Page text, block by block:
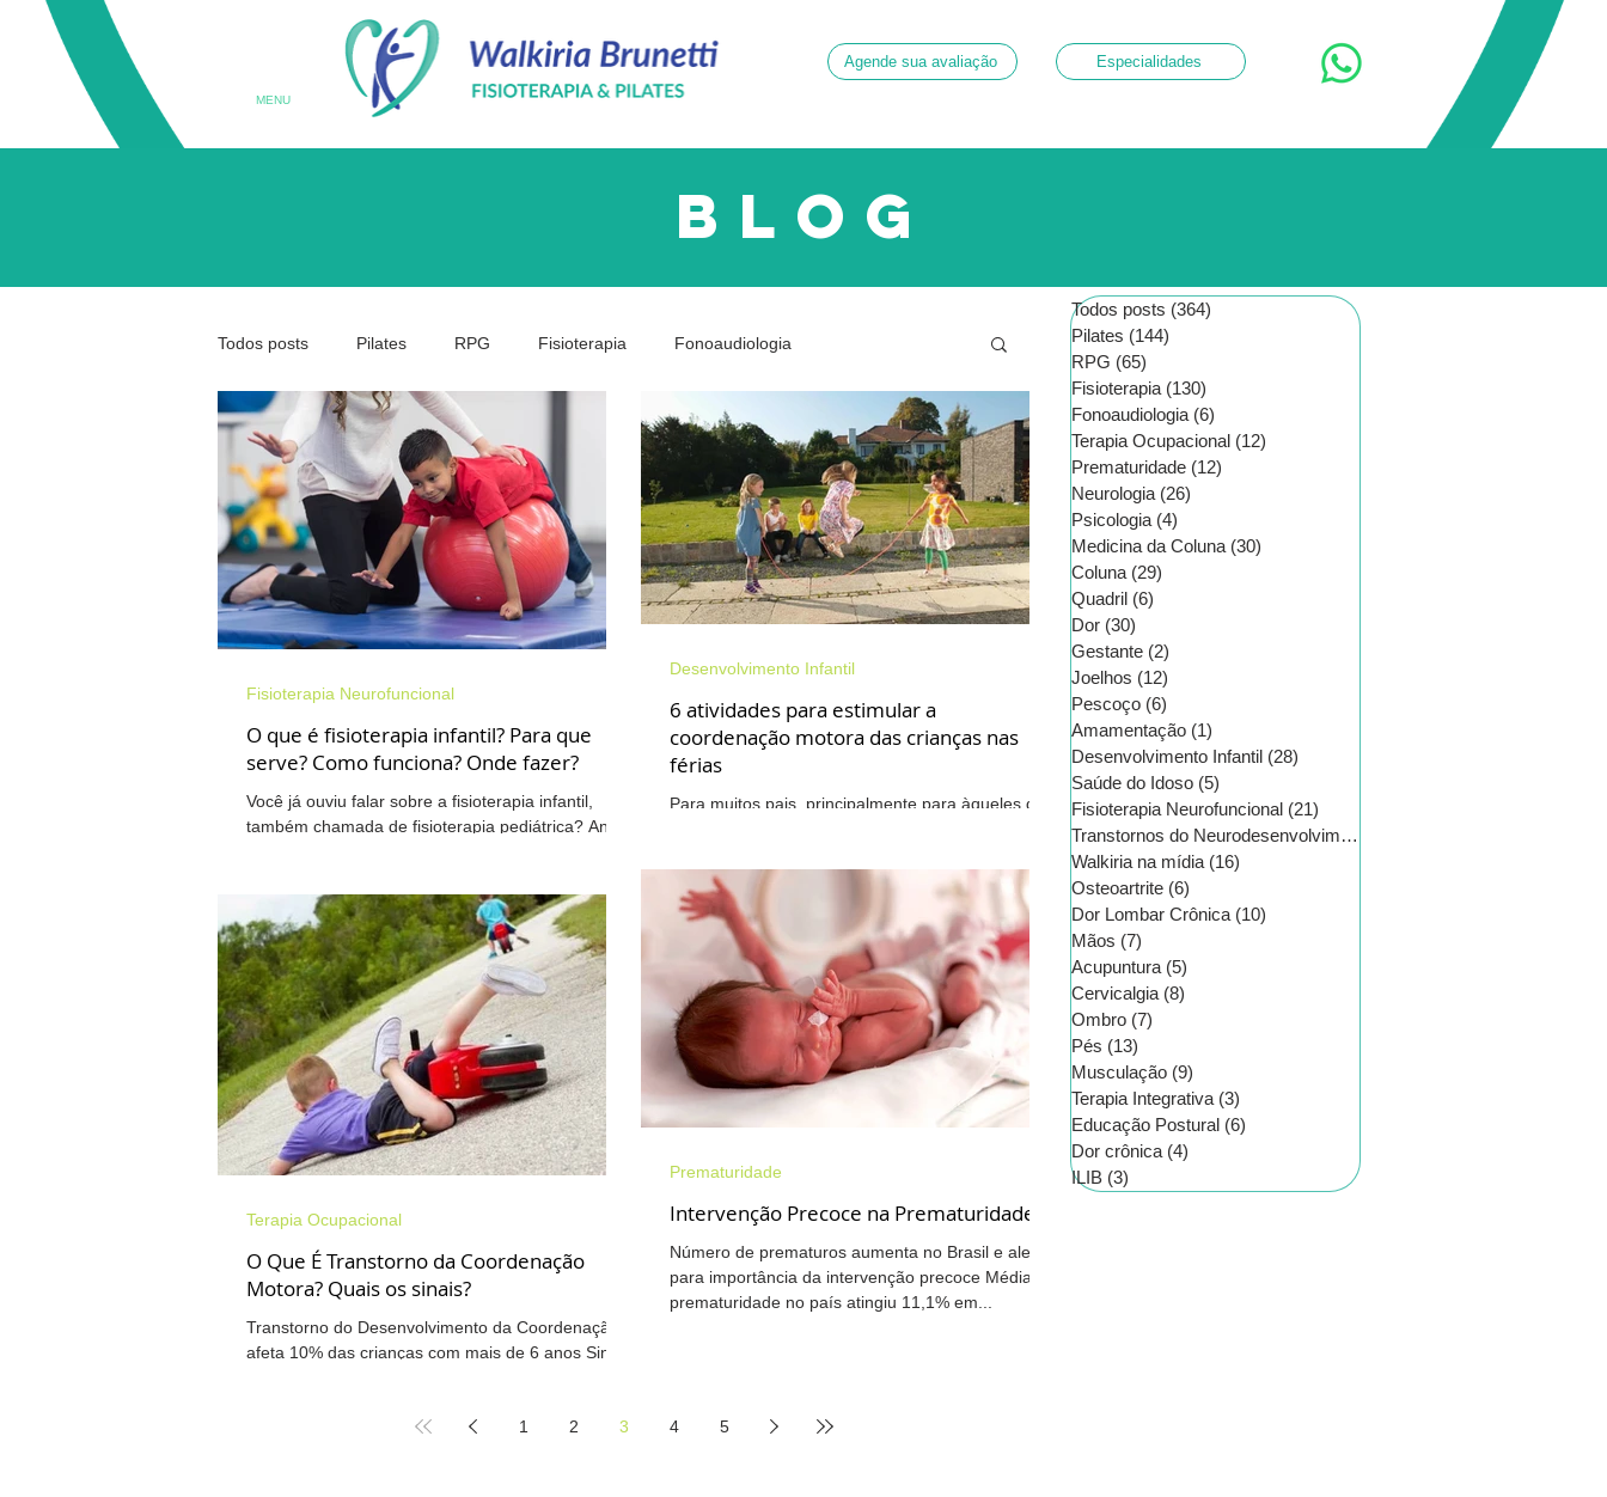
MENU
Agende sua avaliação Especialidades
blog
Todos posts Pilates RPG Fisioterapia Fonoaudiologia
Terapia Ocupacional Prematuridade Neurologia Psicologia
Medicina da Coluna Coluna Quadril Dor Gestante Joelhos
Pescoço Amamentação Desenvolvimento Infantil Saúde do Idoso
Fisioterapia Neurofuncional Transtornos do Neurodesenvolvimento
Walkiria na mídia Osteoartrite Dor Lombar Crônica
Cervicalgia Ombro Pés Terapia Integrativa
O que é fisioterapia infantil? Para que
serve? Como funciona? Onde fazer?
Você já ouviu falar sobre a fisioterapia infantil,
também chamada de fisioterapia pediátrica? Antes
Fisioterapia Neurofuncional
6 atividades para estimular a
coordenação motora das crianças nas
férias
Para muitos pais, principalmente para àqueles que
Desenvolvimento Infantil
O Que É Transtorno da Coordenação
Motora? Quais os sinais?
Transtorno do Desenvolvimento da Coordenação
afeta 10% das crianças com mais de 6 anos Sinais
Terapia Ocupacional Intervenção Precoce na Prematuridade
Número de prematuros aumenta no Brasil e alerta
para importância da intervenção precoce Média de
prematuridade no país atingiu 11,1% em...
Prematuridade
1 2 3 4 5
CATEGORIAS
Todos posts (364)
Pilates (144)
RPG (65)
Fisioterapia (130)
Fonoaudiologia (6)
Terapia Ocupacional (12)
Prematuridade (12)
Neurologia (26)
Psicologia (4)
Medicina da Coluna (30)
Coluna (29)
Quadril (6)
Dor (30)
Gestante (2)
Joelhos (12)
Pescoço (6)
Amamentação (1)
Desenvolvimento Infantil (28)
Saúde do Idoso (5)
Fisioterapia Neurofuncional (21)
Transtornos do Neurodesenvolvimento
Walkiria na mídia (16)
Osteoartrite (6)
Dor Lombar Crônica (10)
Mãos (7)
Acupuntura (5)
Cervicalgia (8)
Ombro (7)
Pés (13)
Musculação (9)
Terapia Integrativa (3)
Educação Postural (6)
Dor crônica (4)
ILIB (3)